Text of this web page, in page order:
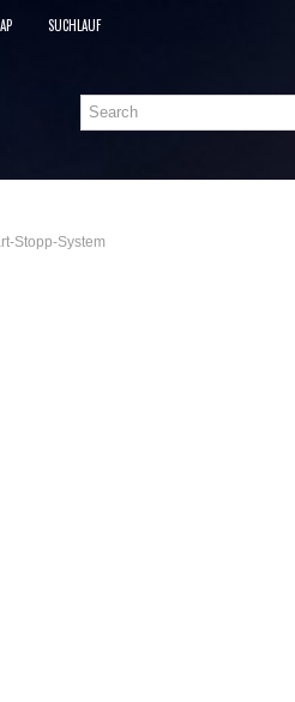
SUCHLAUF
Stopp-System